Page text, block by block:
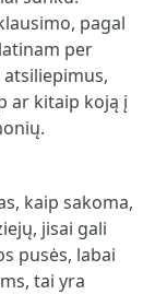
pagal
per
ar kitaip koją į
kaip sakoma,
jisai gali
pusės, labai
tai yra